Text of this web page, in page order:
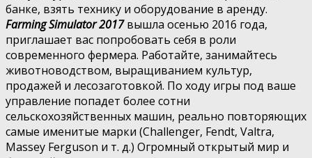
банке, взять технику и оборудование в аренду.
Farming Simulator 2017вышла осенью 2016 года,
приглашает вас попробовать себя в роли
современного фермера. Работайте, занимайтесь
животноводством, выращиванием культур,
продажей и лесозаготовкой. По ходу игры под ваше
управление попадет более сотни
сельскохозяйственных машин, реально повторяющих
самые именитые марки (Challenger, Fendt, Valtra,
Massey Ferguson и т. д.) Огромный открытый мир и